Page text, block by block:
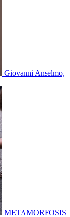
Giovanni Anselmo,
METAMORFOSIS